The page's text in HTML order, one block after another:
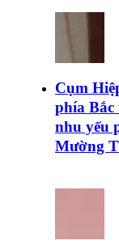
Cụm
phía Bắc
nhu yếu
Mường